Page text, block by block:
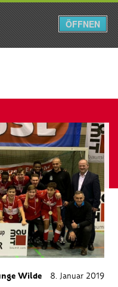
Menü
Wilde 8. Januar 2019
ÖFFNEN